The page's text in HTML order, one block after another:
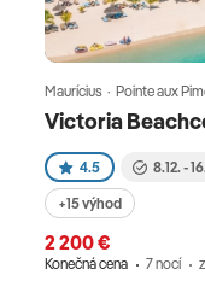
Victoria
Maurícius · Pointe aux
4.5 8.12. -
+15 výhod
2 200 €
Konečná cena 7 nocí